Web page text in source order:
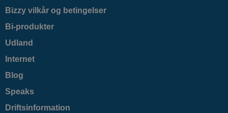
Bizzy vilkår og betingelser
Bi-produkter
Udland
Internet
Blog
Speaks
Driftsinformation